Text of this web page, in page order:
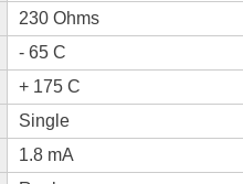
230 Ohms
- 65 C
+ 175 C
Single
1.8 mA